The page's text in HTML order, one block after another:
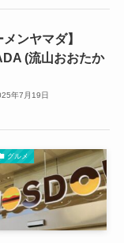
ンヤマダ】
(流山おおたか
年7月19日
グルメ